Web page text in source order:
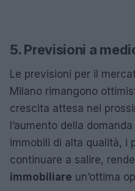
5. Previsioni a
Le previsioni per il
Milano rimangono
crescita attesa nei
l’aumento della
immobili di alta qualità, i
continuare a salire,
immobiliare un’ottima